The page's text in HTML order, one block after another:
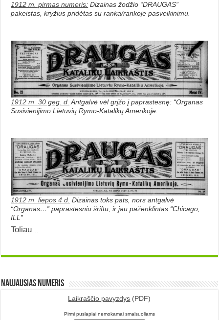
1912 m. pirmas numeris: Dizainas žodžio “DRAUGAS”
pakeistas, kryžius pridėtas su ranka/rankoje pasveikinimu.
1912 m. 30 geg. d. Antgalvė vėl grįžo į paprastesnę: “Organas
Susivienijimo Lietuvių Rymo-Katalikų Amerikoje.
1912 m. liepos 4 d. Dizainas toks pats, nors antgalvė
“Organas…” paprastesniu šriftu, ir jau paženklintas “Chicago,
ILL”
Toliau
Naujausias numeris
Laikraščio pavyzdys (PDF)
Pirmi puslapiai nemokamai smalsuoliams